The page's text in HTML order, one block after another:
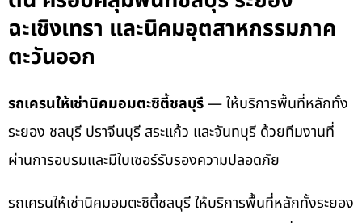
ฉะเชิงเทรา และนิคมอุตสาหกรรมภาค
ตะวันออก
รถเครนให้เช่านิคมอมตะซิตี้ชลบุรี— ให้บริการพื้นที่หลักทั้ง
ระยอง ชลบุรี ปราจีนบุรี สระแก้ว และจันทบุรี ด้วยทีมงานที่
ผ่านการอบรมและมีใบเซอร์รับรองความปลอดภัย
รถเครนให้เช่านิคมอมตะซิตี้ชลบุรี ให้บริการพื้นที่หลักทั้งระยอง